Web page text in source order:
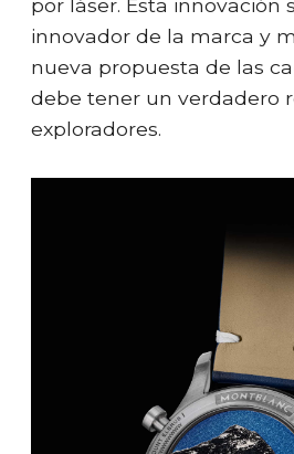
por láser. Esta innovación
innovador de la marca y
nueva propuesta de las
debe tener un verdadero
exploradores.